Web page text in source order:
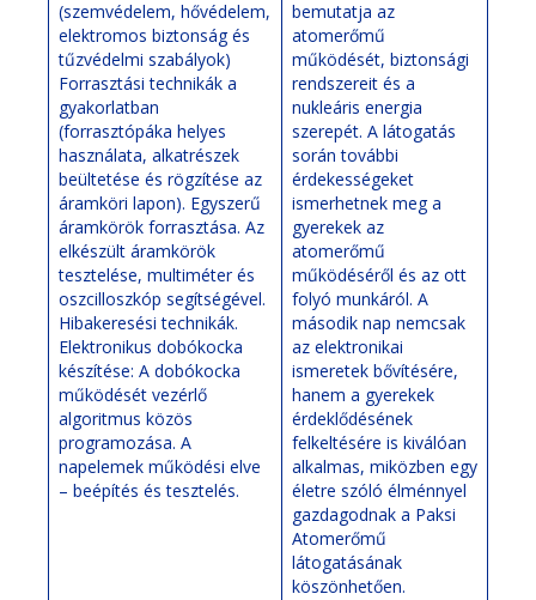
(szemvédelem, hővédelem,
elektromos biztonság és
tűzvédelmi szabályok)
Forrasztási technikák a
gyakorlatban
(forrasztópáka helyes
használata, alkatrészek
beültetése és rögzítése az
áramköri lapon). Egyszerű
áramkörök forrasztása. Az
elkészült áramkörök
tesztelése, multiméter és
oszcilloszkóp segítségével.
Hibakeresési technikák.
Elektronikus dobókocka
készítése: A dobókocka
működését vezérlő
algoritmus közös
programozása. A
napelemek működési elve
– beépítés és tesztelés.
bemutatja az
atomerőmű
működését, biztonsági
rendszereit és a
nukleáris energia
szerepét. A látogatás
során további
érdekességeket
ismerhetnek meg a
gyerekek az
atomerőmű
működéséről és az ott
folyó munkáról. A
második nap nemcsak
az elektronikai
ismeretek bővítésére,
hanem a gyerekek
érdeklődésének
felkeltésére is kiválóan
alkalmas, miközben egy
életre szóló élménnyel
gazdagodnak a Paksi
Atomerőmű
látogatásának
köszönhetően.